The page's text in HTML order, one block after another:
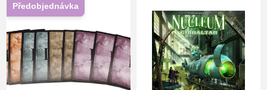
Předobjednávka